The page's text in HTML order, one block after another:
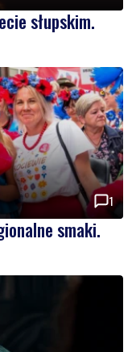
słupskim.
1
smaki.